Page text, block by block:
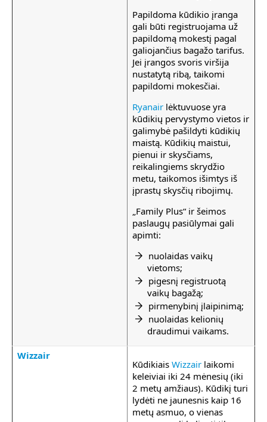
Papildoma kūdikio įranga
gali būti registruojama už
papildomą mokestį pagal
galiojančius bagažo tarifus.
Jei įrangos svoris viršija
nustatytą ribą, taikomi
papildomi mokesčiai.
Ryanair lėktuvuose yra
kūdikių pervystymo vietos ir
galimybė pašildyti kūdikių
maistą. Kūdikių maistui,
pienui ir skysčiams,
reikalingiems skrydžio
metu, taikomos išimtys iš
įprastų skysčių ribojimų.
„Family Plus“ ir šeimos
paslaugų pasiūlymai gali
apimti:
nuolaidas vaikų
vietoms;
pigesnį registruotą
vaikų bagažą;
pirmenybinį įlaipinimą;
nuolaidas kelionių
draudimui vaikams.
Wizzair
Kūdikiais Wizzair laikomi
keleiviai iki 24 mėnesių (iki
2 metų amžiaus). Kūdikį turi
lydėti ne jaunesnis kaip 16
metų asmuo, o vienas